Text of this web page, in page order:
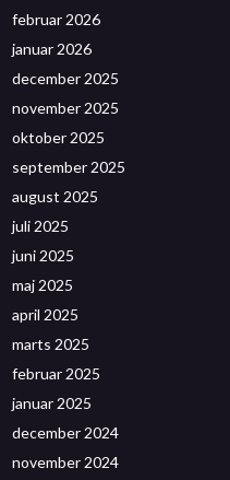
februar 2026
januar 2026
december 2025
november 2025
oktober 2025
september 2025
august 2025
juli 2025
juni 2025
maj 2025
april 2025
marts 2025
februar 2025
januar 2025
december 2024
november 2024